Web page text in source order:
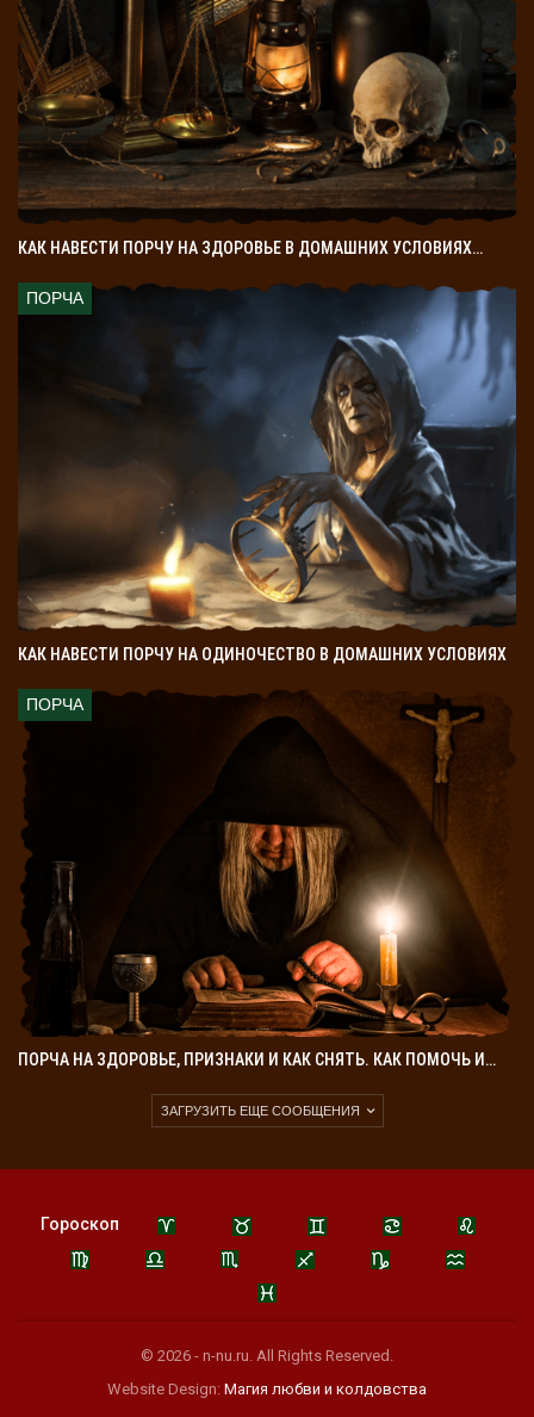
КАК НАВЕСТИ ПОРЧУ НА ЗДОРОВЬЕ В ДОМАШНИХ УСЛОВИЯХ…
ПОРЧА
КАК НАВЕСТИ ПОРЧУ НА ОДИНОЧЕСТВО В ДОМАШНИХ УСЛОВИЯХ
ПОРЧА
ПОРЧА НА ЗДОРОВЬЕ, ПРИЗНАКИ И КАК СНЯТЬ. КАК ПОМОЧЬ И…
ЗАГРУЗИТЬ ЕЩЕ СООБЩЕНИЯ
Гороскоп
© 2026 - n-nu.ru. All Rights Reserved.
Website Design: Магия любви и колдовства